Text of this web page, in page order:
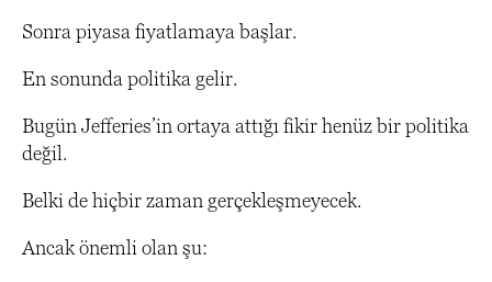
Sonra piyasa fiyatlamaya başlar.
En sonunda politika gelir.
Bugün Jefferies’in ortaya attığı fikir henüz bir politika
değil.
Belki de hiçbir zaman gerçekleşmeyecek.
Ancak önemli olan şu: